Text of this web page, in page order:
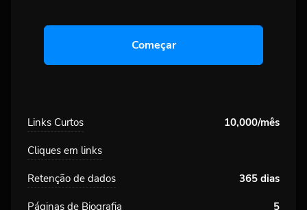
Começar
Links Curtos 10,000/mês
Cliques em links
Retenção de dados 365 dias
Páginas de Biografia 5